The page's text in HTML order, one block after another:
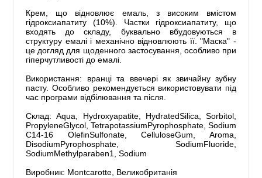
Крем, що відновлює емаль, з високим вмістом
гідроксиапатиту (10%). Частки гідроксиапатиту, що
входять до складу, буквально вбудовуються в
структуру емалі і механічно відновлюють її. "Маска" -
це догляд для щоденного застосування, особливо при
гіперчутливості до емалі.
Використання: вранці та ввечері як звичайну зубну
пасту. Особливо рекомендується використовувати під
час програми відбілювання та після.
Склад: Aqua, Hydroxyapatite, HydratedSilica, Sorbitol,
PropyleneGlycol, TetrapotassiumPyrophosphate, Sodium
C14-16 OlefinSulfonate, CelluloseGum, Aroma,
DisodiumPyrophosphate, SodiumFluoride,
SodiumMethylparaben1, Sodium
Виробник: Montcarotte, Великобританія